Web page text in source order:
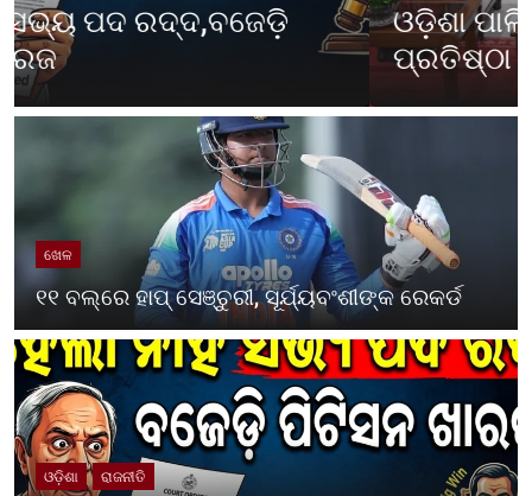
ଓଡ଼ିଶା ପାଳିଲା ପଶ୍ଚିମବଙ୍ଗ
ପ୍ରତିଷ୍ଠା ଦିବସ
ଖେଳ
୧୧ ବଲ୍‌ରେ ହାପ୍ ସେଞ୍ଚୁରୀ, ସୂର୍ଯ୍ୟବଂଶୀଙ୍କ ରେକର୍ଡ
ଓଡ଼ିଶା ରାଜନୀତି